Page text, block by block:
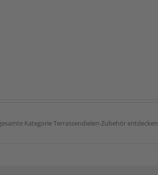
Kategorie Terrassendielen-Zubehör entdecken